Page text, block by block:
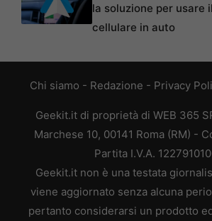
la soluzione per usare il
cellulare in auto
Chi siamo - Redazione - Privacy
Geekit.it di proprietà di WEB 365
Marchese 10, 00141 Roma (RM) -
Partita I.V.A.
Geekit.it non è una testata
viene aggiornato senza alcuna
pertanto considerarsi un prodotto